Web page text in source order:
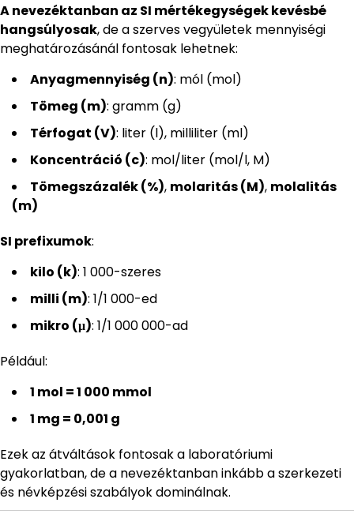
A nevezéktanban az SI mértékegységek kevésbé
hangsúlyosak, de a szerves vegyületek mennyiségi
meghatározásánál fontosak lehetnek:
Anyagmennyiség (n): mól (mol)
Tömeg (m): gramm (g)
Térfogat (V): liter (l), milliliter (ml)
Koncentráció (c): mol/liter (mol/l, M)
Tömegszázalék (%), molaritás (M), molalitás
(m)
SI prefixumok:
kilo (k): 1 000-szeres
milli (m): 1/1 000-ed
mikro (μ): 1/1 000 000-ad
Például:
1 mol = 1 000 mmol
1 mg = 0,001 g
Ezek az átváltások fontosak a laboratóriumi
gyakorlatban, de a nevezéktanban inkább a szerkezeti
és névképzési szabályok dominálnak.